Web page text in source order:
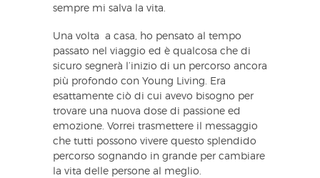
sempre mi salva la vita.
Una volta a casa, ho pensato al tempo
passato nel viaggio ed è qualcosa che di
sicuro segnerà l’inizio di un percorso ancora
più profondo con Young Living. Era
esattamente ciò di cui avevo bisogno per
trovare una nuova dose di passione ed
emozione. Vorrei trasmettere il messaggio
che tutti possono vivere questo splendido
percorso sognando in grande per cambiare
la vita delle persone al meglio.